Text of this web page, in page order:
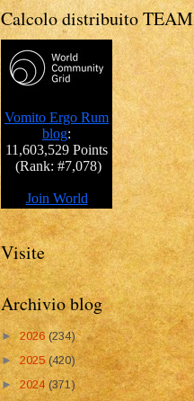
Calcolo distribuito TEAM
Visite
Archivio blog
► 2026(234)
►2025(420)
►2024 (371)